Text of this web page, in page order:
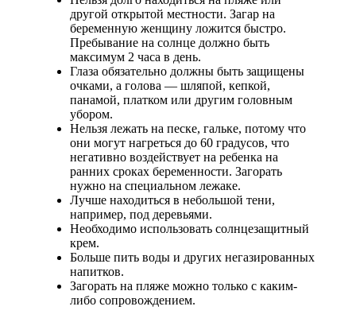
другой открытой местности. Загар на
беременную женщину ложится быстро.
Пребывание на солнце должно быть
максимум 2 часа в день.
Глаза обязательно должны быть защищены
очками, а голова — шляпой, кепкой,
панамой, платком или другим головным
убором.
Нельзя лежать на песке, гальке, потому что
они могут нагреться до 60 градусов, что
негативно воздействует на ребенка на
ранних сроках беременности. Загорать
нужно на специальном лежаке.
Лучше находиться в небольшой тени,
например, под деревьями.
Необходимо использовать солнцезащитный
крем.
Больше пить воды и других негазированных
напитков.
Загорать на пляже можно только с каким-
либо сопровождением.